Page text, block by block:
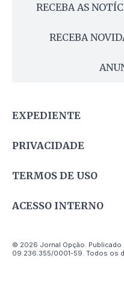
RECEBA AS
RECEBA
EXPEDIENTE
PRIVACIDADE
TERMOS DE USO
ACESSO INTERNO
© 2026 Jornal Opção. Publicado
09.236.355/0001-59. Todos os